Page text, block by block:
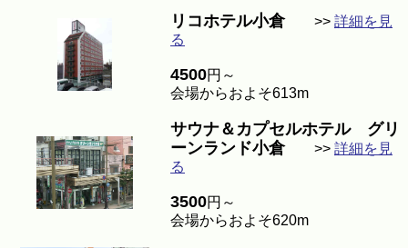
リコホテル小倉>> 詳細を見
る
4500円～
会場からおよそ613m
サウナ＆カプセルホテル グリ
ーンランド小倉>> 詳細を見
る
3500円～
会場からおよそ620m